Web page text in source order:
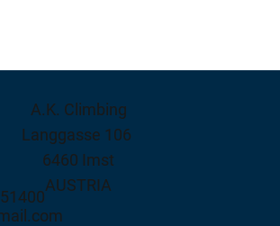
A.K. Climbing
Langgasse 106
6460 Imst
AUSTRIA